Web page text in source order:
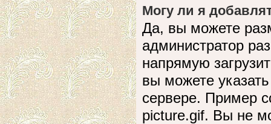
Могу ли я
Да, вы можете
администратор
напрямую
вы можете
сервере. Пример
picture.gif. Вы не